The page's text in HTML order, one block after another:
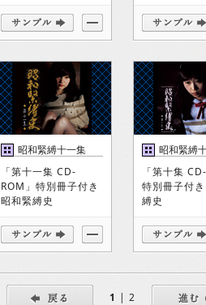
昭和緊縛十一集
「第十一集 CD-
ROM」特別冊子付き
昭和緊縛史
昭和緊縛
「第十集
特別冊子付
縛史
1 | 2